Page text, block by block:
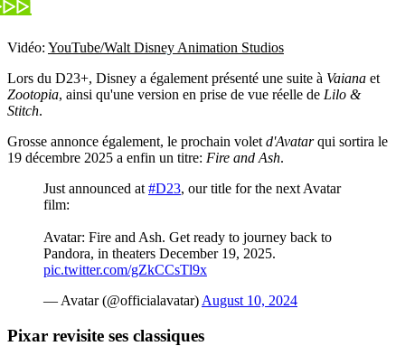
Vidéo: YouTube/Walt Disney Animation Studios
Lors du D23+, Disney a également présenté une suite à Vaiana et
Zootopia, ainsi qu'une version en prise de vue réelle de Lilo &
Stitch.
Grosse annonce également, le prochain volet d'Avatarqui sortira le
19 décembre 2025 a enfin un titre: Fire and Ash.
Just announced at #D23, our title for the next Avatar
film:
Avatar: Fire and Ash. Get ready to journey back to
Pandora, in theaters December 19, 2025.
pic.twitter.com/gZkCCsTl9x
— Avatar (@officialavatar) August 10, 2024
Pixar revisite ses classiques